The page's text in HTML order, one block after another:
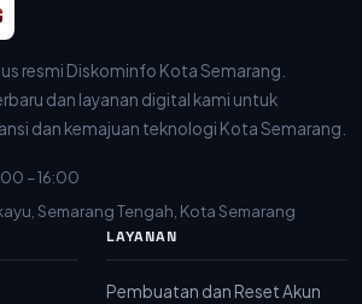
resmi Diskominfo Kota Semarang.
dan layanan digital kami untuk
dan kemajuan teknologi Kota Semarang.
– 16:00
Semarang Tengah, Kota Semarang
LAYANAN
Pembuatan dan Reset Akun